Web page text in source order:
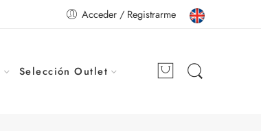
Acceder / Registrarme
Selección Outlet